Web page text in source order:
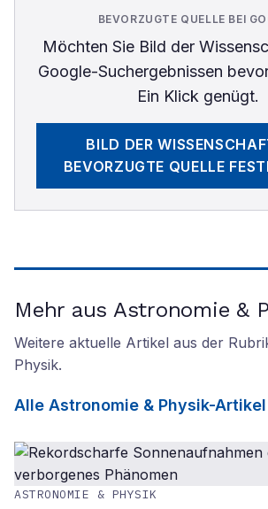
BEVORZUGTE QUELLE BEI
Möchten Sie Bild der
Google-Suchergebnissen
Ein Klick genügt.
BILD DER
BEVORZUGTE QUELLE
Mehr aus Astronomie &
Weitere aktuelle Artikel aus der
Physik.
Alle Astronomie & Physik-Artikel
ASTRONOMIE & PHYSIK